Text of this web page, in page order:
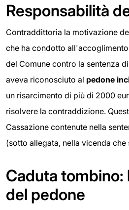
Responsabilità
Contraddittoria la motivazione
che ha condotto
del Comune contro la sentenza
aveva riconosciuto al pedone
un risarcimento di più di 2000
risolvere la contraddizione.
Cassazione contenute nella
(sotto allegata, nella vicenda che
Caduta tombino:
del pedone